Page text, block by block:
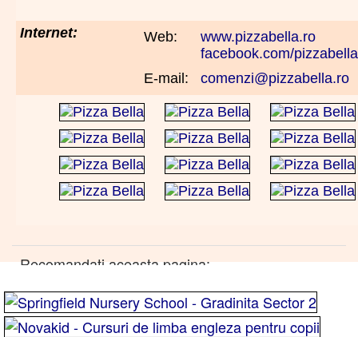
Internet: Web:
www.pizzabella.ro
facebook.com/
E-mail:
comenzi@pizzabella.ro
Recomandati aceasta pagina: